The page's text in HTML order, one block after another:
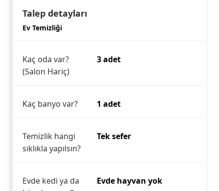
Talep detayları
Ev Temizliği
Kaç oda var?
(Salon Hariç)
3 adet
Kaç banyo var? 1 adet
Temizlik hangi
sıklıkla yapılsın?
Tek sefer
Evde kedi ya da
Evde hayvan yok